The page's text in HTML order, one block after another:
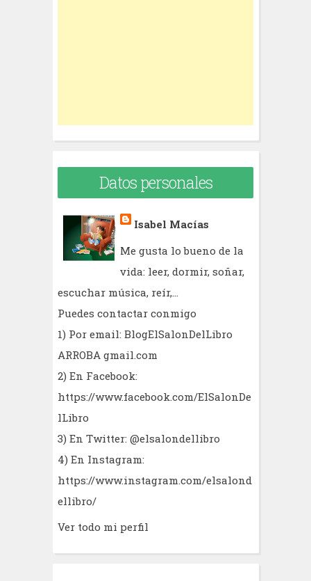
Datos personales
Isabel Macías
Me gusta lo bueno de la
vida: leer, dormir, soñar,
escuchar música, reír,...
Puedes contactar conmigo
1) Por email: BlogElSalonDelLibro
ARROBA gmail.com
2) En Facebook:
https://www.facebook.com/ElSalonDe
lLibro
3) En Twitter: @elsalondellibro
4) En Instagram:
https://www.instagram.com/elsalond
ellibro/
Ver todo mi perfil